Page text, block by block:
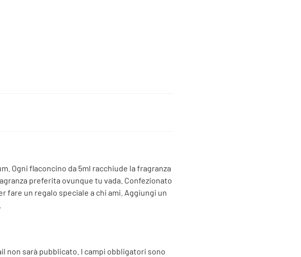
Ogni flaconcino da 5ml racchiude la fragranza
preferita ovunque tu vada. Confezionato
fare un regalo speciale a chi ami. Aggiungi un
non sarà pubblicato. I campi obbligatori sono